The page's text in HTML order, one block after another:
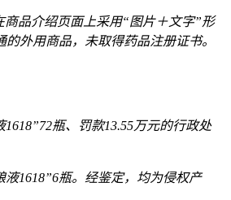
品介绍页面上采用“图片＋文字”形
外用商品，未取得药品注册证书。
瓶、罚款13.55万元的行政处
1618”6瓶。经鉴定，均为侵权产